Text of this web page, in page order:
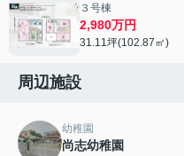
３号棟
2,980万円
31.11坪(102.87㎡)
周辺施設
幼稚園
尚志幼稚園